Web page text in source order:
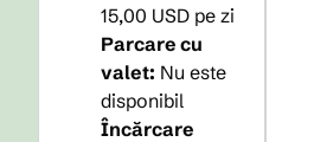
15,00 USD pe zi
Parcare cu
valet: Nu este
disponibil
Încărcare